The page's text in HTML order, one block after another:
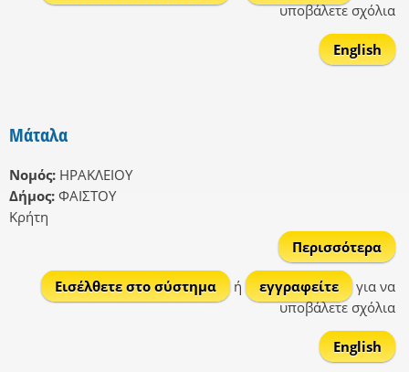
υποβάλετε σχόλια
English
Μάταλα
Νομός: ΗΡΑΚΛΕΙΟΥ
Δήμος: ΦΑΙΣΤΟΥ
Κρήτη
Περισσότερα
Εισέλθετε στο σύστημα
ή εγγραφείτε
για να
υποβάλετε σχόλια
English